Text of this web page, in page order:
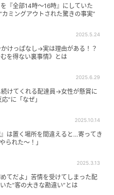
『全部14時〜16時』にしていた
ミングアウトされた驚きの事実”
2025.5.24
けっぱなし→実は理由がある！？
を得ない裏事情》とは
2025.6.29
けてくれる配達員→女性が懸賞に
”に「なぜ」
2025.10.14
は置く場所を間違えると…寄ってき
られた〜！」
2025.3.13
てだよ」苦情を受けてしまった配
た“客の大きな勘違い”とは